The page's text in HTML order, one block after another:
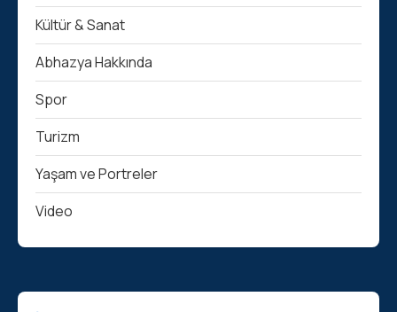
Kültür & Sanat
Abhazya Hakkında
Spor
Turizm
Yaşam ve Portreler
Video